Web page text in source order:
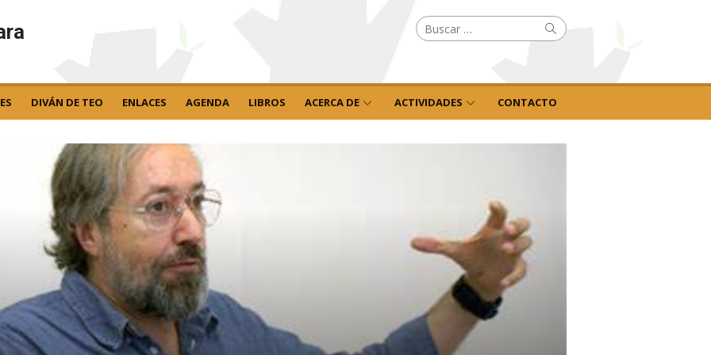
Buscar
por: Buscar
DIVÁN DE TEO ENLACES AGENDA LIBROS ACERCA DE ACTIVIDADES CONTACTO